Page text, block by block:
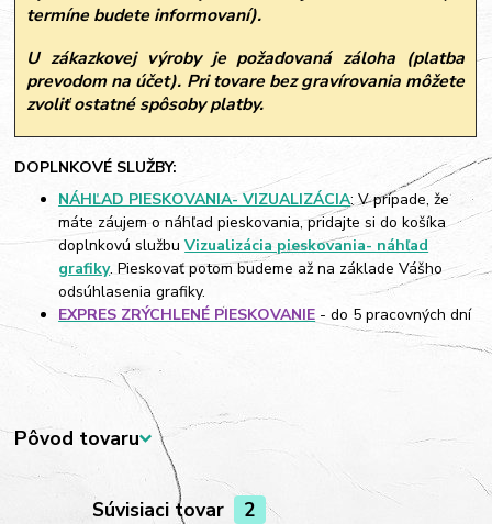
termíne budete informovaní).
U zákazkovej výroby je požadovaná záloha (platba
prevodom na účet). Pri tovare bez gravírovania môžete
zvoliť ostatné spôsoby platby.
DOPLNKOVÉ SLUŽBY:
NÁHĽAD PIESKOVANIA- VIZUALIZÁCIA: V prípade, že
máte záujem o náhľad pieskovania, pridajte si do košíka
doplnkovú službuVizualizácia pieskovania- náhľad
grafiky. Pieskovať potom budeme až na základe Vášho
odsúhlasenia grafiky.
EXPRES ZRÝCHLENÉ PIESKOVANIE - do 5 pracovných dní
Pôvod tovaru
Súvisiaci tovar 2